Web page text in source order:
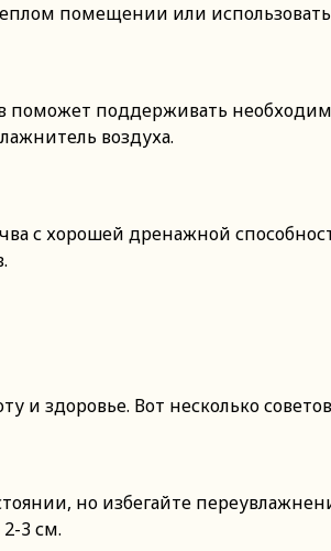
помещении или
поможет поддерживать
воздуха.
с хорошей дренажной
и здоровье. Вот несколько
но избегайте
3 см.